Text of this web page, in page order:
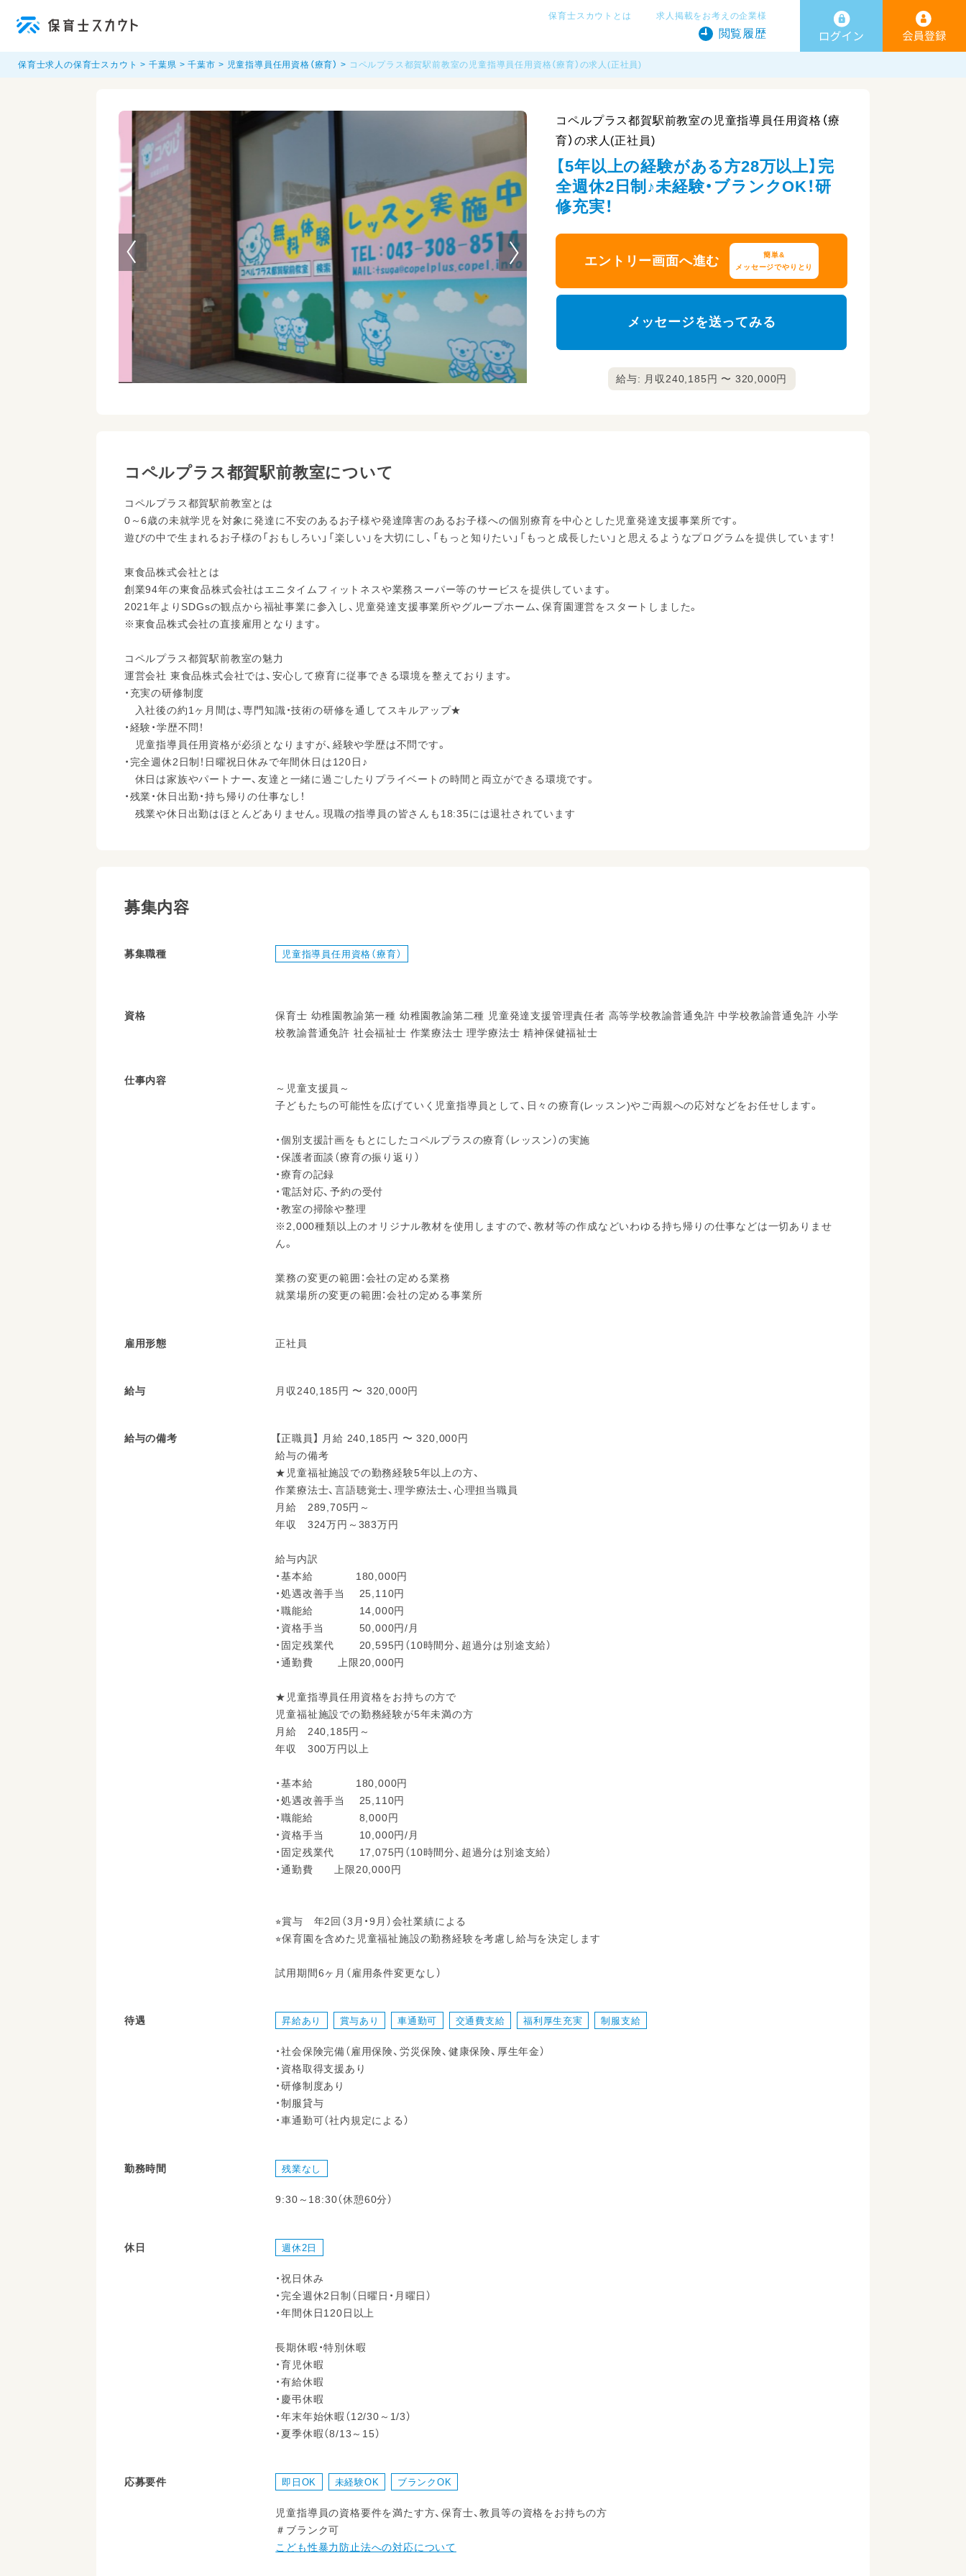
保育士スカウトとは 求人掲載をお考えの企業様
閲覧履歴
保育士求人の保育士スカウト 千葉県 千葉市 児童指導員任用資格（療育） コペルプラス都賀駅前教室の児童指導員任用資格（療育）の求人(正社員)
コペルプラス都賀駅前教室の児童指導員任用資格（療
育）の求人(正社員)
【5年以上の経験がある方28万以上】完
全週休2日制♪未経験・ブランクOK！研
修充実！
エントリー画面へ進む
簡単&
メッセージでやりとり
メッセージを送ってみる
給与: 月収240,185円 〜 320,000円
コペルプラス都賀駅前教室について
コペルプラス都賀駅前教室とは
0～6歳の未就学児を対象に発達に不安のあるお子様や発達障害のあるお子様への個別療育を中心とした児童発達支援事業所です。
遊びの中で生まれるお子様の「おもしろい」「楽しい」を大切にし、「もっと知りたい」「もっと成長したい」と思えるようなプログラムを提供しています！
東食品株式会社とは
創業94年の東食品株式会社はエニタイムフィットネスや業務スーパー等のサービスを提供しています。
2021年よりSDGsの観点から福祉事業に参入し、児童発達支援事業所やグループホーム、保育園運営をスタートしました。
※東食品株式会社の直接雇用となります。
コペルプラス都賀駅前教室の魅力
運営会社 東食品株式会社では、安心して療育に従事できる環境を整えております。
・充実の研修制度
入社後の約1ヶ月間は、専門知識・技術の研修を通してスキルアップ★
・経験・学歴不問！
児童指導員任用資格が必須となりますが、経験や学歴は不問です。
・完全週休2日制！日曜祝日休みで年間休日は120日♪
休日は家族やパートナー、友達と一緒に過ごしたりプライベートの時間と両立ができる環境です。
・残業・休日出勤・持ち帰りの仕事なし！
残業や休日出勤はほとんどありません。現職の指導員の皆さんも18:35には退社されています
募集内容
募集職種 児童指導員任用資格（療育）
資格
保育士 幼稚園教諭第一種 幼稚園教諭第二種 児童発達支援管理責任者 高等学校教諭普通免許 中学校教諭普通免許 小学
校教諭普通免許 社会福祉士 作業療法士 理学療法士 精神保健福祉士
仕事内容
～児童支援員～
子どもたちの可能性を広げていく児童指導員として、日々の療育(レッスン)やご両親への応対などをお任せします。
・個別支援計画をもとにしたコペルプラスの療育（レッスン）の実施
・保護者面談（療育の振り返り）
・療育の記録
・電話対応、予約の受付
・教室の掃除や整理
※2,000種類以上のオリジナル教材を使用しますので、教材等の作成などいわゆる持ち帰りの仕事などは一切ありませ
ん。
業務の変更の範囲：会社の定める業務
就業場所の変更の範囲：会社の定める事業所
雇用形態 正社員
給与 月収240,185円 〜 320,000円
給与の備考
【正職員】 月給 240,185円 〜 320,000円
給与の備考
★児童福祉施設での勤務経験5年以上の方、
作業療法士、言語聴覚士、理学療法士、心理担当職員
月給 289,705円～
年収 324万円～383万円
給与内訳
・基本給 180,000円
・処遇改善手当 25,110円
・職能給 14,000円
・資格手当 50,000円/月
・固定残業代 20,595円（10時間分、超過分は別途支給）
・通勤費 上限20,000円
★児童指導員任用資格をお持ちの方で
児童福祉施設での勤務経験が5年未満の方
月給 240,185円～
年収 300万円以上
・基本給 180,000円
・処遇改善手当 25,110円
・職能給 8,000円
・資格手当 10,000円/月
・固定残業代 17,075円（10時間分、超過分は別途支給）
・通勤費 上限20,000円
⭐︎賞与 年2回（3月・9月）会社業績による
⭐︎保育園を含めた児童福祉施設の勤務経験を考慮し給与を決定します
試用期間6ヶ月（雇用条件変更なし）
待遇 昇給あり 賞与あり 車通勤可 交通費支給 福利厚生充実 制服支給
・社会保険完備（雇用保険、労災保険、健康保険、厚生年金）
・資格取得支援あり
・研修制度あり
・制服貸与
・車通勤可（社内規定による）
勤務時間 残業なし
9:30～18:30（休憩60分）
休日 週休2日
・祝日休み
・完全週休2日制（日曜日・月曜日）
・年間休日120日以上
長期休暇・特別休暇
・育児休暇
・有給休暇
・慶弔休暇
・年末年始休暇（12/30～1/3）
・夏季休暇（8/13～15）
応募要件 即日OK 未経験OK ブランクOK
児童指導員の資格要件を満たす方、保育士、教員等の資格をお持ちの方
＃ブランク可
こども性暴力防止法への対応について